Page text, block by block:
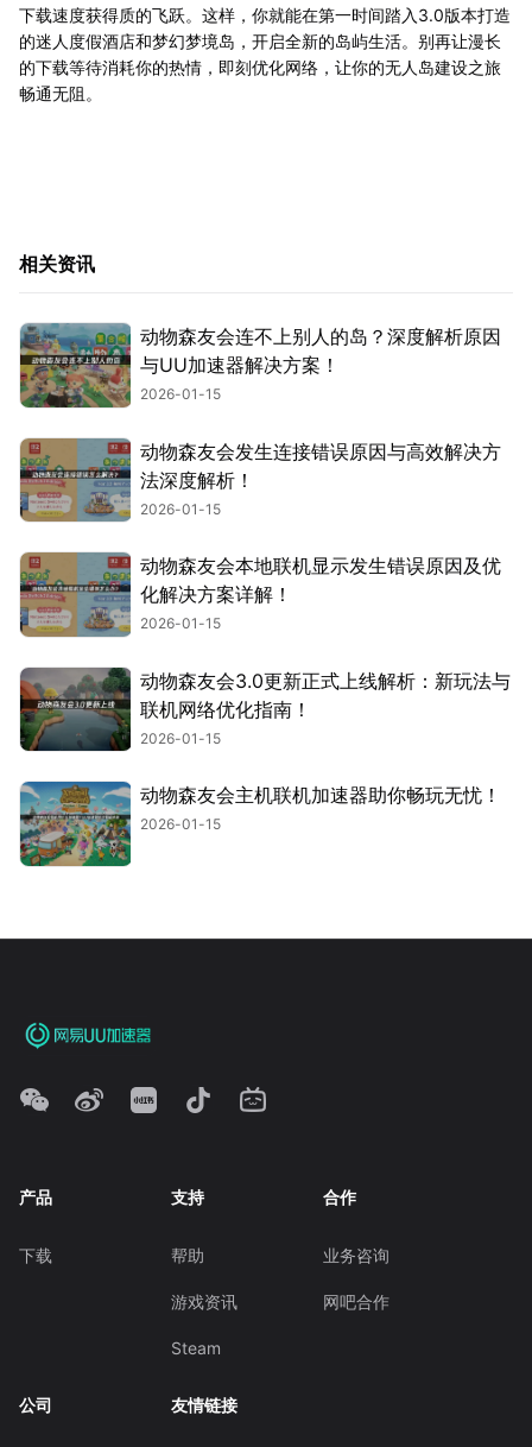
下载速度获得质的飞跃。这样，你就能在第一时间踏入3.0版本打造
的迷人度假酒店和梦幻梦境岛，开启全新的岛屿生活。别再让漫长
的下载等待消耗你的热情，即刻优化网络，让你的无人岛建设之旅
畅通无阻。
相关资讯
动物森友会连不上别人的岛？深度解析原因
与UU加速器解决方案！
2026-01-15
动物森友会发生连接错误原因与高效解决方
法深度解析！
2026-01-15
动物森友会本地联机显示发生错误原因及优
化解决方案详解！
2026-01-15
动物森友会3.0更新正式上线解析：新玩法与
联机网络优化指南！
2026-01-15
动物森友会主机联机加速器助你畅玩无忧！
2026-01-15
产品
下载
支持
帮助
游戏资讯
Steam
合作
业务咨询
网吧合作
公司 友情链接